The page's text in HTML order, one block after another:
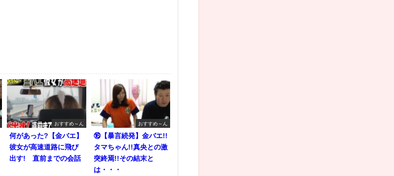
おすすめ～ん
何があった?【金バエ】
彼女が高速道路に飛び
出す! 直前までの会話
おすすめ～ん
⑯【暴言続発】金バエ!!
タマちゃん!!真央との激
突終焉!!その結末と
は・・・